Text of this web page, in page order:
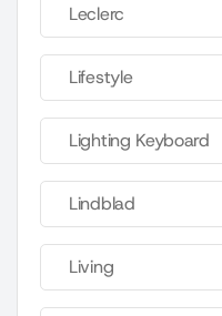
Leclerc
Lifestyle
Lighting Keyboard
Lindblad
Living